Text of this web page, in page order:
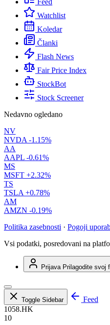
Feed
Watchlist
Koledar
Članki
Flash News
Fair Price Index
StockBot
Stock Screener
Nedavno ogledano
NV
NVDA -1.15%
AA
AAPL -0.61%
MS
MSFT +2.32%
TS
TSLA +0.78%
AM
AMZN -0.19%
Politika zasebnosti · Pogoji
Vsi podatki, posredovani na
Prijava Prilagodite svoj
Toggle Sidebar
Feed
1058.HK
10